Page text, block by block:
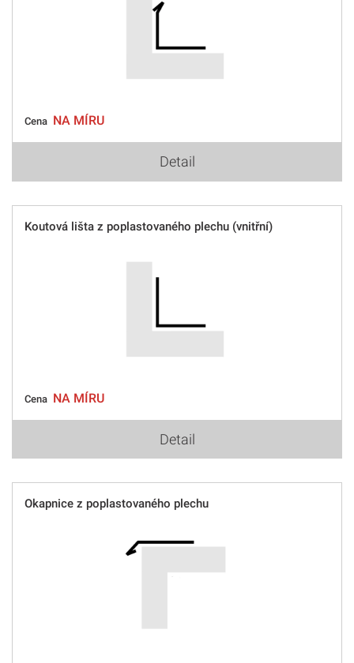
Cena NA MÍRU
Detail
Koutová lišta z poplastovaného plechu (vnitřní)
Cena NA MÍRU
Detail
Okapnice z poplastovaného plechu